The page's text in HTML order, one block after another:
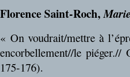
Florence Saint-Roch,
« On voudrait/mettre à
encorbellement//le
175-176).